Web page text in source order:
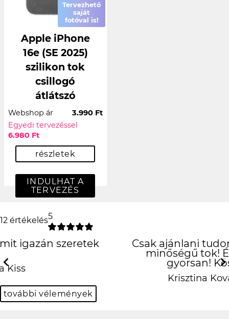
Tervezhető
saját
fotóval is!
Apple iPhone
16e (SE 2025)
szilikon tok
csillogó
átlátszó
Webshop ár
3.990 Ft
Egyedi tervezéssel
6.980 Ft
részletek
INDULHAT A
TERVEZÉS
12 értékelés5
Csak ajánlani tudom! Precíz munka, jó
minőségű tok! És mindez szuper
gyorsan! Köszönöm!!! ❤️
Krisztina Kovácsné Mihalik
Previous
további vélemények